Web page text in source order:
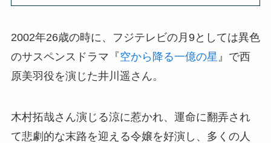
2002年26歳の時に、フジテレビの月9としては異色
のサスペンスドラマ『空から降る一億の星 』で西
原美羽役を演じた井川遥さん。
木村拓哉さん演じる涼に惹かれ、運命に翻弄され
て悲劇的な末路を迎える令嬢を好演し、多くの人